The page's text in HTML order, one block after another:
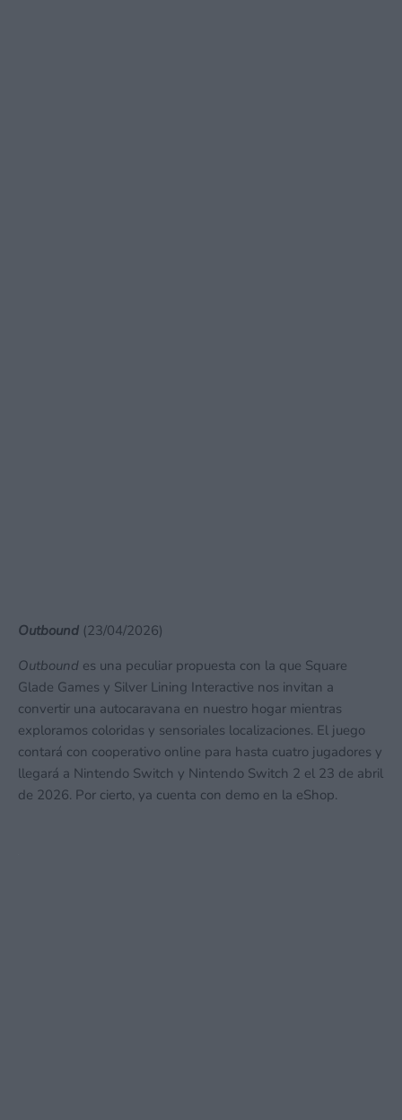
Outbound (23/04/2026)
Outbound es una peculiar propuesta con la que Square
Glade Games y Silver Lining Interactive nos invitan a
convertir una autocaravana en nuestro hogar mientras
exploramos coloridas y sensoriales localizaciones. El juego
contará con cooperativo online para hasta cuatro jugadores y
llegará a Nintendo Switch y Nintendo Switch 2 el 23 de abril
de 2026. Por cierto, ya cuenta con demo en la eShop.